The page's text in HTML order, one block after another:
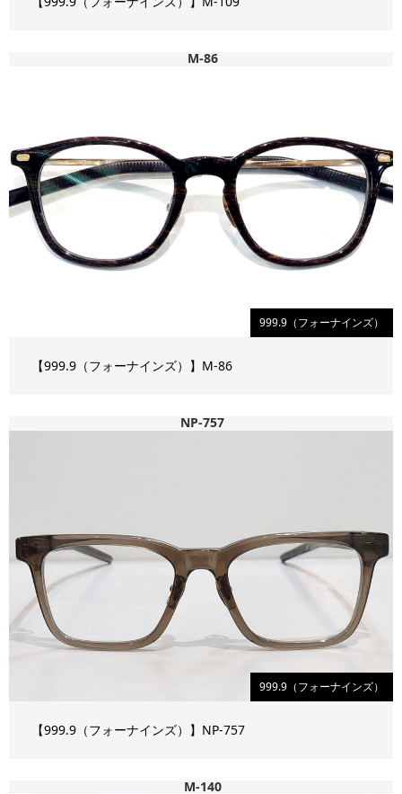
M-86
999.9（フォーナインズ）
【999.9（フォーナインズ）】M-86
NP-757
999.9（フォーナインズ）
【999.9（フォーナインズ）】NP-757
M-140